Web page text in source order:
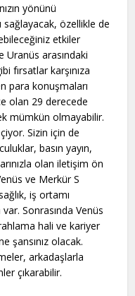
yönünü
sağlayacak, özellikle de
etkiler
Uranüs arasındaki
fırsatlar karşınıza
para konuşmaları
olan 29 derecede
mümkün olmayabilir.
Sizin için de
basın yayın,
olan iletişim ön
ve Merkür S
iş ortamı
Sonrasında Venüs
hali ve kariyer
şansınız olacak.
arkadaşlarla
çıkarabilir.